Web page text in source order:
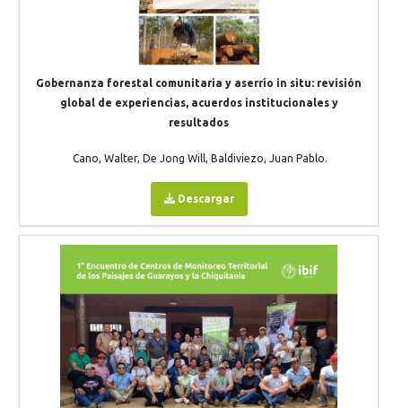
Gobernanza forestal comunitaria y aserrío in situ: revisión
global de experiencias, acuerdos institucionales y
resultados
Cano, Walter, De Jong Will, Baldiviezo, Juan Pablo.
Descargar